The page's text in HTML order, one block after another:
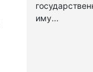
иму...